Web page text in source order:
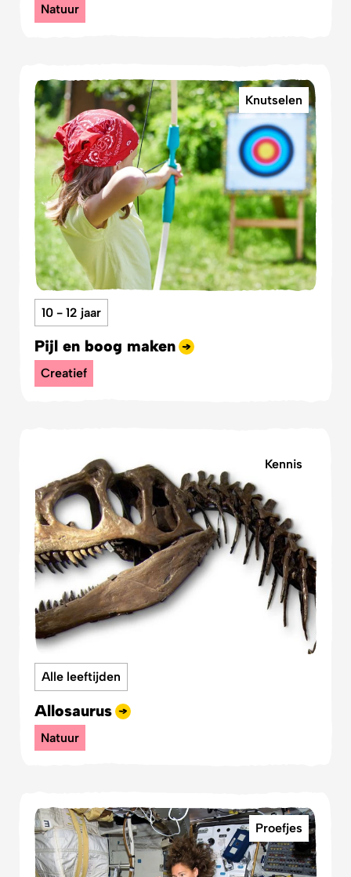
Natuur
Knutselen
10 - 12 jaar
Pijl en boog maken
Creatief
Kennis
Alle leeftijden
Allosaurus
Natuur
Proefjes